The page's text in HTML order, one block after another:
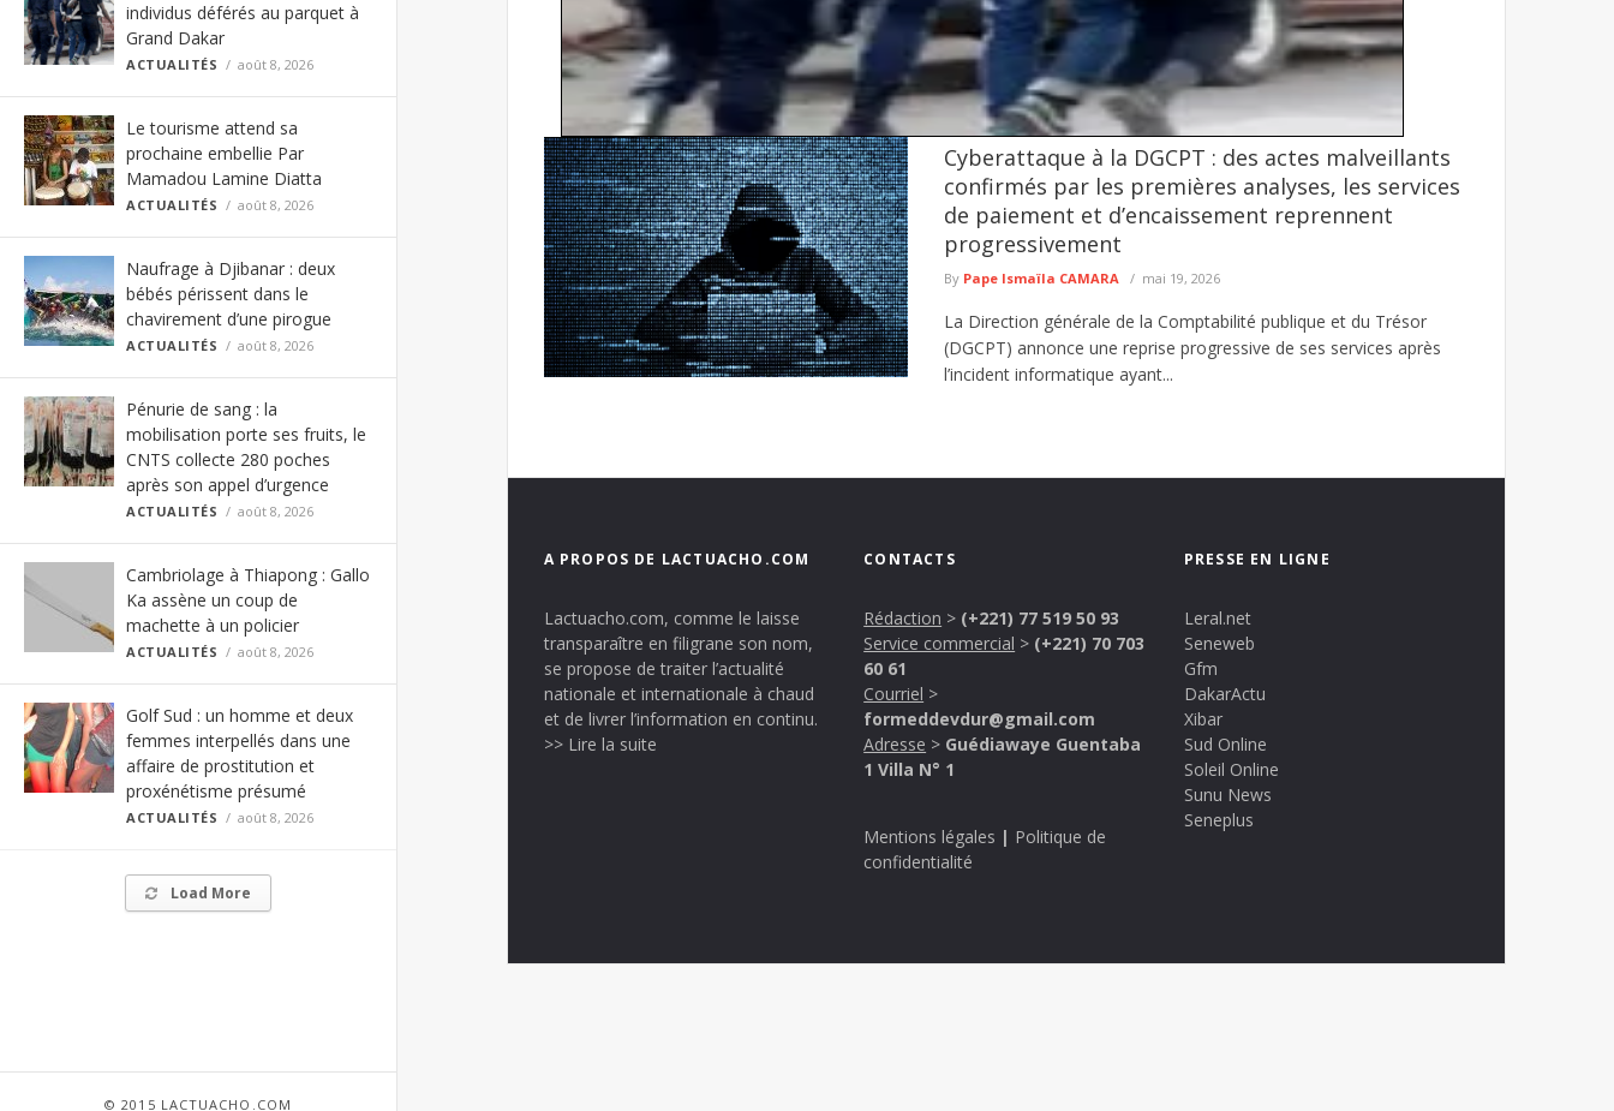
individus déférés au parquet à
Grand Dakar
ACTUALITÉS août 8, 2026
Le tourisme attend sa
prochaine embellie Par
Mamadou Lamine Diatta
ACTUALITÉS août 8, 2026
Naufrage à Djibanar : deux
bébés périssent dans le
chavirement d’une pirogue
ACTUALITÉS août 8, 2026
Pénurie de sang : la
mobilisation porte ses fruits, le
CNTS collecte 280 poches
après son appel d’urgence
ACTUALITÉS août 8, 2026
Cambriolage à Thiapong : Gallo
Ka assène un coup de
machette à un policier
ACTUALITÉS août 8, 2026
Golf Sud : un homme et deux
femmes interpellés dans une
affaire de prostitution et
proxénétisme présumé
ACTUALITÉS août 8, 2026
Load More
© 2015 LACTUACHO.COM
Vol de bétail et recel : deux individus déférés au parquet à Grand Dakar
Le Commissariat d’arrondissement de Grand Dakar a déféré au parquet deux individus poursuivis dans une affaire de vol de
bétail ...
lire plus
Cyberattaque à la DGCPT : des actes malveillants
confirmés par les premières analyses, les services
de paiement et d’encaissement reprennent
progressivement
By Pape Ismaïla CAMARA mai 19, 2026
La Direction générale de la Comptabilité publique et du Trésor
(DGCPT) annonce une reprise progressive de ses services après
l’incident informatique ayant...
A PROPOS DE LACTUACHO.COM
Lactuacho.com, comme le laisse
transparaître en filigrane son nom,
se propose de traiter l’actualité
nationale et internationale à chaud
et de livrer l’information en continu.
>> Lire la suite
CONTACTS
Rédaction > (+221) 77 519 50 93
Service commercial > (+221) 70 703
60 61
Courriel >
formeddevdur@gmail.com
Adresse > Guédiawaye Guentaba
1 Villa N° 1
Mentions légales | Politique de
confidentialité
PRESSE EN LIGNE
Leral.net
Seneweb
Gfm
DakarActu
Xibar
Sud Online
Soleil Online
Sunu News
Seneplus